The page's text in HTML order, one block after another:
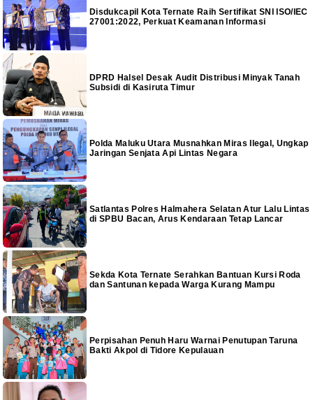
Disdukcapil Kota Ternate Raih Sertifikat SNI ISO/IEC
27001:2022, Perkuat Keamanan Informasi
DPRD Halsel Desak Audit Distribusi Minyak Tanah
Subsidi di Kasiruta Timur
Polda Maluku Utara Musnahkan Miras Ilegal, Ungkap
Jaringan Senjata Api Lintas Negara
Satlantas Polres Halmahera Selatan Atur Lalu Lintas
di SPBU Bacan, Arus Kendaraan Tetap Lancar
Sekda Kota Ternate Serahkan Bantuan Kursi Roda
dan Santunan kepada Warga Kurang Mampu
Perpisahan Penuh Haru Warnai Penutupan Taruna
Bakti Akpol di Tidore Kepulauan